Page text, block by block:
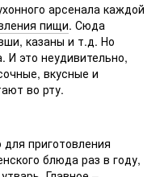
арсенала каждой
пищи. Сюда
казаны и т.д. Но
И это неудивительно,
вкусные и
во рту.
приготовления
блюда раз в году,